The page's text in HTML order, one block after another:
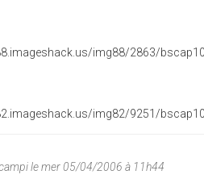
le mer 05/04/2006 à 11h44